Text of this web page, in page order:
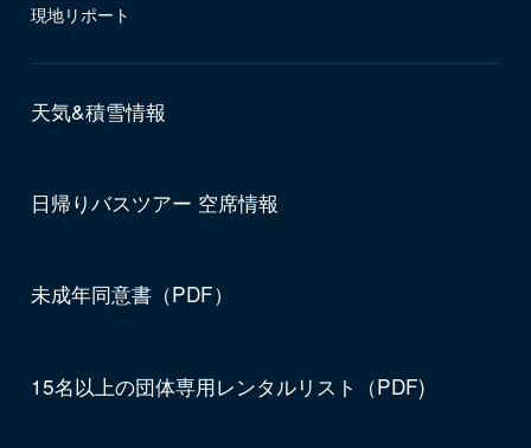
現地リポート
天気&積雪情報
日帰りバスツアー 空席情報
未成年同意書（PDF）
15名以上の団体専用レンタルリスト（PDF)